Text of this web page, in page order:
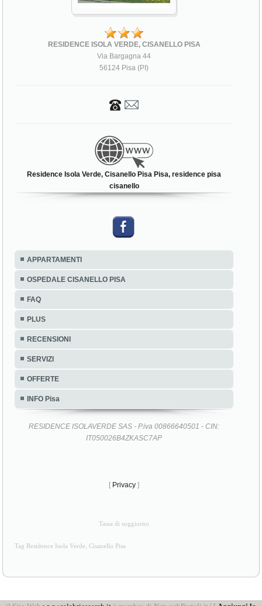
RESIDENCE ISOLA VERDE, CISANELLO PISA
Via Bargagna 44
56124 Pisa (PI)
Residence Isola Verde, Cisanello Pisa Pisa, residence pisa
cisanello
APPARTAMENTI
OSPEDALE CISANELLO PISA
FAQ
PLUS
RECENSIONI
SERVIZI
OFFERTE
INFO Pisa
RESIDENCE ISOLAVERDE SAS - P.iva 00866640501 - CIN:
IT050026B4ZKASC7AP
[ Privacy ]
Tassa di soggiorno
Tag Residence Isola Verde, Cisanello Pisa